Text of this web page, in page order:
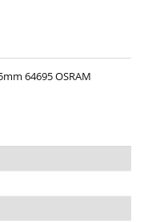
64695 OSRAM